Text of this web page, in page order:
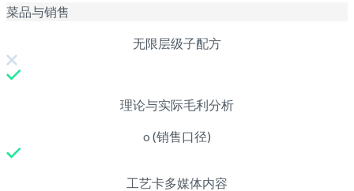
菜品与销售
无限层级子配方
理论与实际毛利分析
o (销售口径)
工艺卡多媒体内容